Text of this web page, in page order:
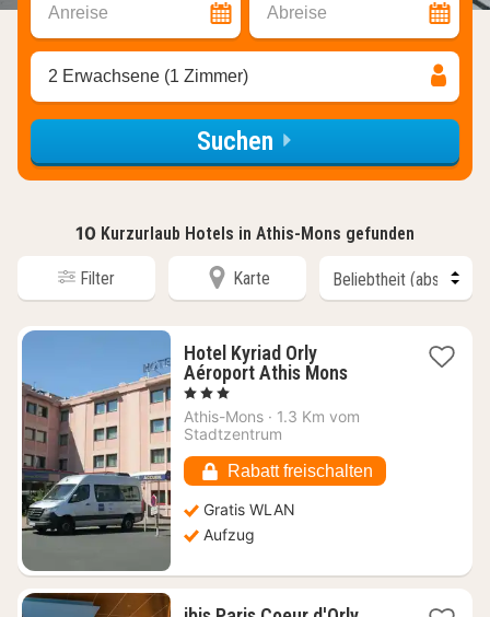
Anreise Abreise
2 Erwachsene (1 Zimmer)
Suchen
10 Kurzurlaub Hotels in Athis-Mons gefunden
Filter Karte
Hotel Kyriad Orly
Aéroport Athis Mons1
ab
, 3 Sterne
Athis-Mons · 1.3 Km vom
Stadtzentrum
Rabatt freischalten
Gratis WLAN
Aufzug